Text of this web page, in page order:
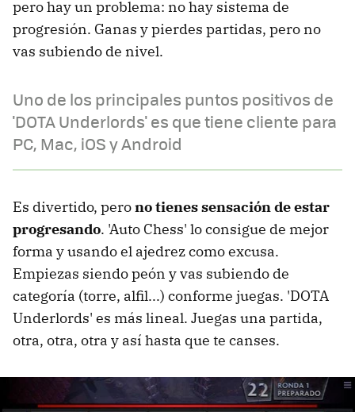
pero hay un problema: no hay sistema de
progresión. Ganas y pierdes partidas, pero no
vas subiendo de nivel.
Uno de los principales puntos positivos de
'DOTA Underlords' es que tiene cliente para
PC, Mac, iOS y Android
Es divertido, perono tienes sensación de estar
progresando. 'Auto Chess' lo consigue de mejor
forma y usando el ajedrez como excusa.
Empiezas siendo peón y vas subiendo de
categoría (torre, alfil...) conforme juegas. 'DOTA
Underlords' es más lineal. Juegas una partida,
otra, otra, otra y así hasta que te canses.